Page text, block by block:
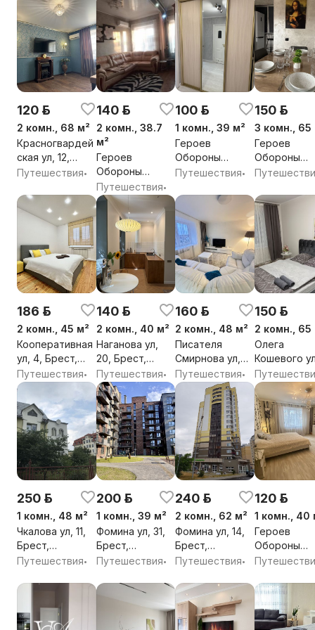
120 р.
2 комн., 68 м²
Красногвардей
ская ул, 12,
Брест, г.
подчинения
Брест,
Брестская обл.
Путешествия•
140 р.
2 комн., 38.7
м²
Героев
Обороны
Брестской
Крепости ул,
44/1, Брест,
Брестская обл.
Путешествия•
100 р.
1 комн., 39 м²
Героев
Обороны
Брестской
74, Брест,
Брестская обл.
Путешествия•
150 р.
3 комн., 65
Героев
Обороны
Брестской
56, Брест,
Брестская
186 р.
2 комн., 45 м²
Кооперативная
ул, 4, Брест,
Брестская обл.
Путешествия•
140 р.
2 комн., 40 м²
Наганова ул,
20, Брест,
Брестская обл.
Путешествия•
160 р.
2 комн., 48 м²
Писателя
Смирнова ул,
65, Брест,
Брестская обл.
Путешествия•
150 р.
2 комн., 65
Олега
Кошевого
2Б, Брест,
Брестская
250 р.
1 комн., 48 м²
Чкалова ул, 11,
Брест,
Брестская обл.
Путешествия•
200 р.
1 комн., 39 м²
Фомина ул, 31,
Брест,
Брестская обл.
Путешествия•
240 р.
2 комн., 62 м²
Фомина ул, 14,
Брест,
Брестская обл.
Путешествия•
120 р.
1 комн., 40
Героев
Обороны
Брестской
Брест,
Брестская